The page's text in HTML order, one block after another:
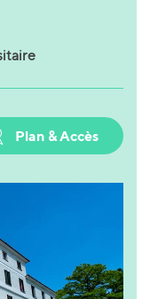
Plan & Accès